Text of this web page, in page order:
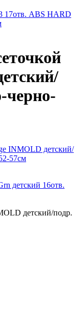
17отв. ABS HARD
черно-
INMOLD детский/
57см
детский 16отв.
детский/подр.